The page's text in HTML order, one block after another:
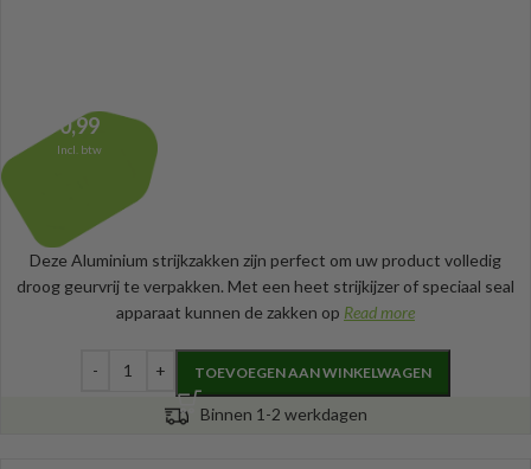
0,99
Incl. btw
Deze Aluminium strijkzakken zijn perfect om uw product volledig
droog geurvrij te verpakken. Met een heet strijkijzer of speciaal seal
apparaat kunnen de zakken op Read more
TOEVOEGEN AAN WINKELWAGEN
Binnen 1-2 werkdagen